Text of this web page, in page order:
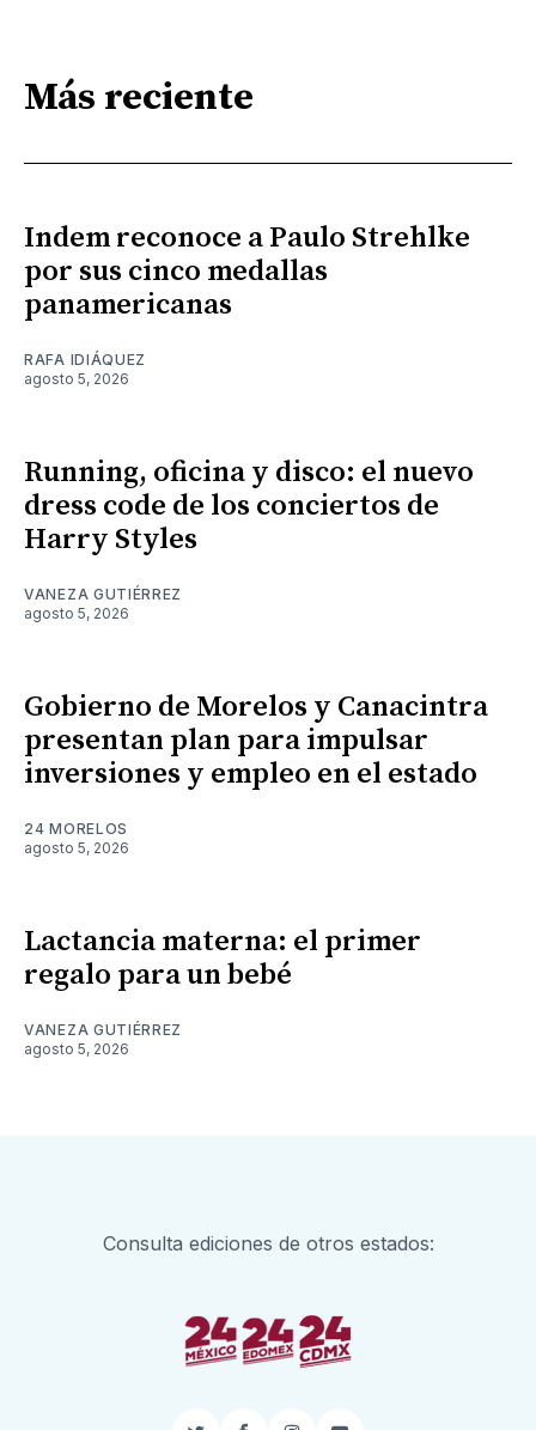
Más reciente
Indem reconoce a Paulo Strehlke
por sus cinco medallas
panamericanas
RAFA IDIÁQUEZ
agosto 5, 2026
Running, oficina y disco: el nuevo
dress code de los conciertos de
Harry Styles
VANEZA GUTIÉRREZ
agosto 5, 2026
Gobierno de Morelos y Canacintra
presentan plan para impulsar
inversiones y empleo en el estado
24 MORELOS
agosto 5, 2026
Lactancia materna: el primer
regalo para un bebé
VANEZA GUTIÉRREZ
agosto 5, 2026
Consulta ediciones de otros estados: